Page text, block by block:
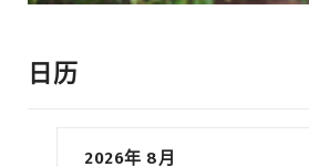
日历
2026年 8月